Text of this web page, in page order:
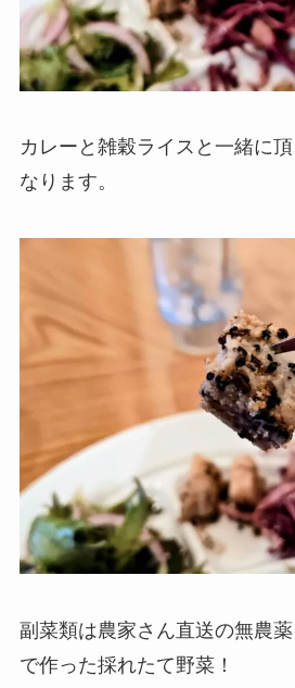
カレーと雑穀ライスと一緒に
なります。
副菜類は農家さん直送の無農
で作った採れたて野菜！